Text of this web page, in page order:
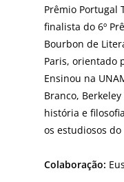
Prêmio Portugal
finalista do 6º
Bourbon de
Paris, orientado
Ensinou na
Branco,
história e
os estudiosos
Colaboração: